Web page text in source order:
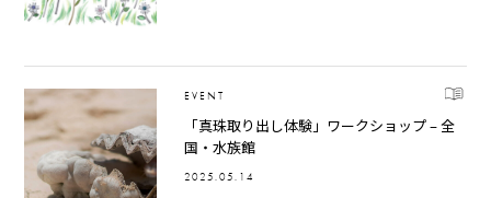
EVENT
「真珠取り出し体験」ワークショップ – 全
国・水族館
2025.05.14